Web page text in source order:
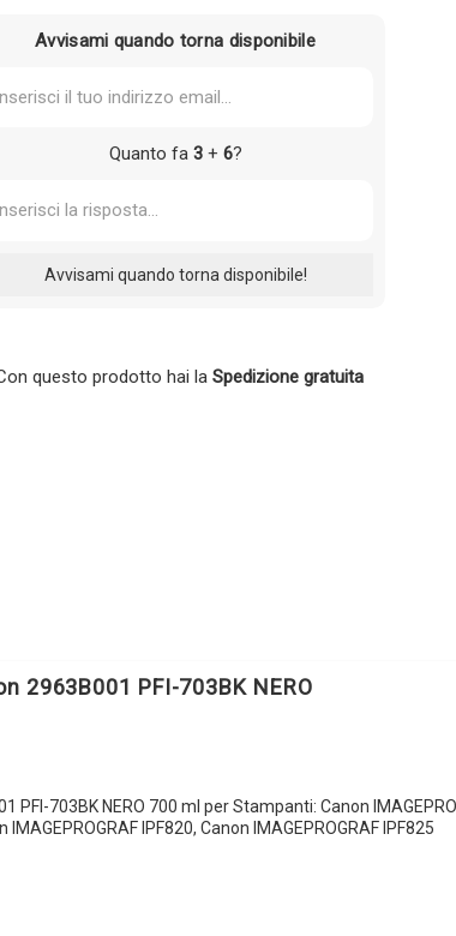
Avvisami quando torna disponibile
Quanto fa 3+ 6?
questo prodotto hai la Spedizione gratuita
2963B001 PFI-703BK NERO
703BK NERO 700 ml per Stampanti: Canon
IPF820, Canon IMAGEPROGRAF IPF825